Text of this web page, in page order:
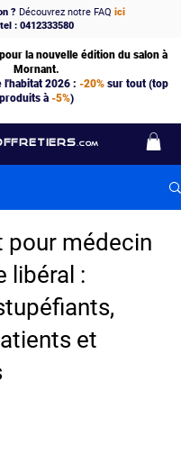
.COM
?Découvrez notre FAQ ici
tel : 0412333580
la nouvelle édition du salon à
Mornant.
l'habitat 2026 : -20%sur tout (top
produits à -5%)
médecin
libéral :
et